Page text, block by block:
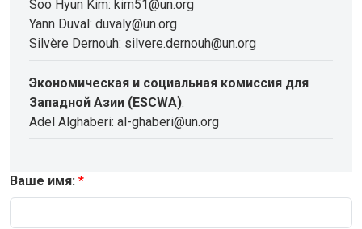
Soo Hyun Kim: kim51@un.org
Yann Duval: duvaly@un.org
Silvère Dernouh: silvere.dernouh@un.org
Экономическая и социальная комиссия для
Западной Азии (ESCWA):
Adel Alghaberi: al-ghaberi@un.org
Ваше имя: